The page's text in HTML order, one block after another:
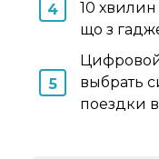
10 хвилин
що з
выбрать
поездки